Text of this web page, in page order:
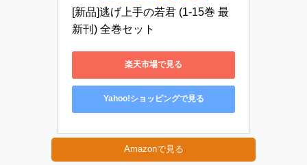
[新品]逃げ上手の若君 (1-15巻 最
新刊) 全巻セット
楽天市場で見る
Yahoo!ショッピングで見る
Amazonで見る